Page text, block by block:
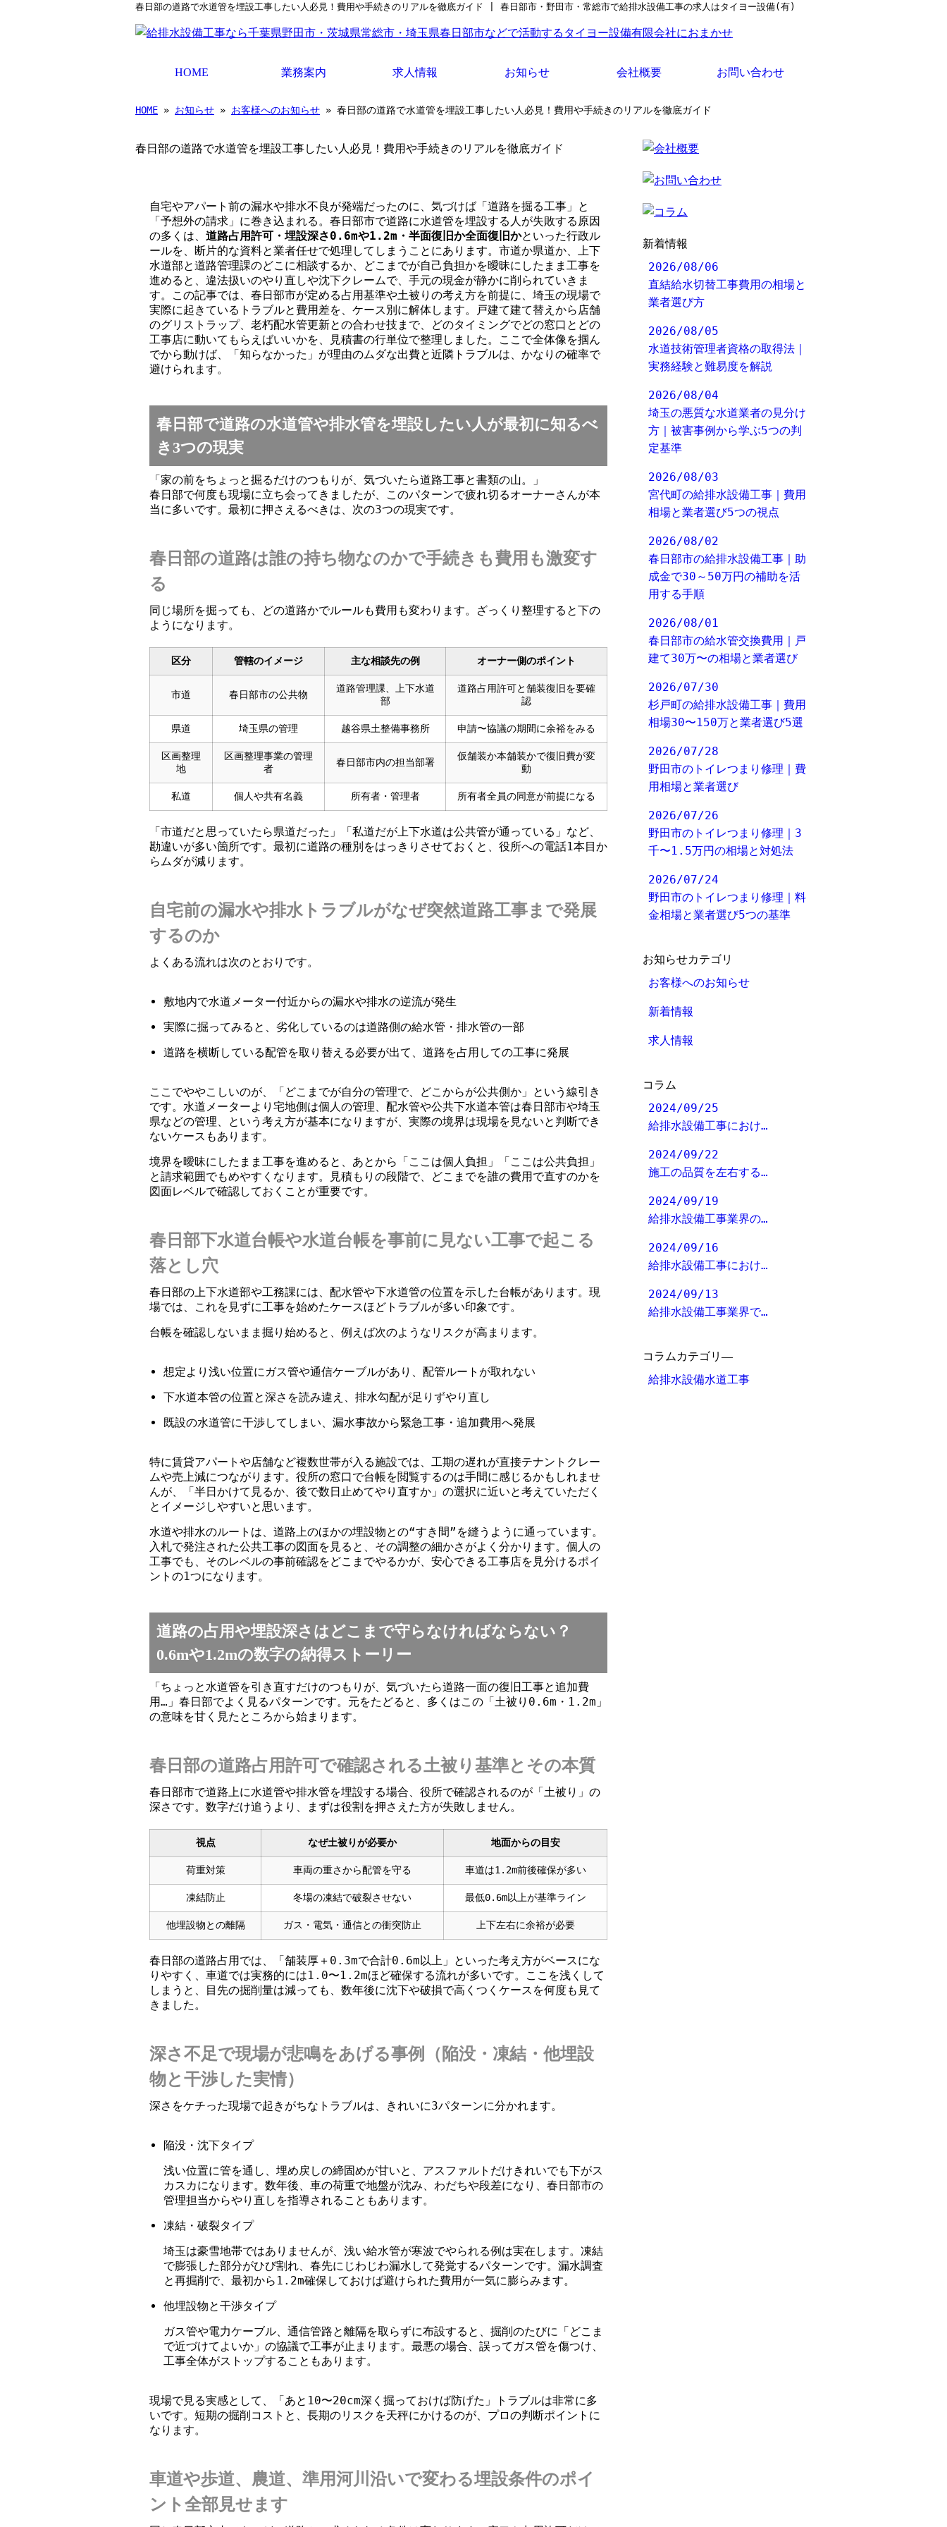
春日部の道路で水道管を埋設工事したい人必見！費用や手続きのリアルを徹底ガイド | 春日部市・野田市・常総市で給排水設備工事の求人はタイヨー設備(有)
HOME 業務案内 求人情報
もっと詳しく知りた
お知らせ 会社概要 お問い合わせ
HOME » お知らせ » お客様へのお知らせ » 春日部の道路で水道管を埋設工事したい人必見！費用や手続きのリアルを徹底ガイド
春日部の道路で水道管を埋設工事したい人必見！費用や手続きのリアルを徹底ガイド
自宅やアパート前の漏水や排水不良が発端だったのに、気づけば「道路を掘る工事」と
「予想外の請求」に巻き込まれる。春日部市で道路に水道管を埋設する人が失敗する原因
の多くは、 道路占用許可・埋設深さ0.6mや1.2m・半面復旧か全面復旧かといった行政ル
ールを、断片的な資料と業者任せで処理してしまうことにあります。市道か県道か、上下
水道部と道路管理課のどこに相談するか、どこまでが自己負担かを曖昧にしたまま工事を
進めると、違法扱いのやり直しや沈下クレームで、手元の現金が静かに削られていきま
す。この記事では、春日部市が定める占用基準や土被りの考え方を前提に、埼玉の現場で
実際に起きているトラブルと費用差を、ケース別に解体します。戸建て建て替えから店舗
のグリストラップ、老朽配水管更新との合わせ技まで、どのタイミングでどの窓口とどの
工事店に動いてもらえばいいかを、見積書の行単位で整理しました。ここで全体像を掴ん
でから動けば、「知らなかった」が理由のムダな出費と近隣トラブルは、かなりの確率で
避けられます。
春日部で道路の水道管や排水管を埋設したい人が最初に知るべ
き3つの現実
「家の前をちょっと掘るだけのつもりが、気づいたら道路工事と書類の山。」
春日部で何度も現場に立ち会ってきましたが、このパターンで疲れ切るオーナーさんが本
当に多いです。最初に押さえるべきは、次の3つの現実です。
春日部の道路は誰の持ち物なのかで手続きも費用も激変す
る
同じ場所を掘っても、どの道路かでルールも費用も変わります。ざっくり整理すると下の
ようになります。
区分 管轄のイメージ 主な相談先の例 オーナー側のポイント
市道 春日部市の公共物
道路管理課、上下水道
部
道路占用許可と舗装復旧を要確
認
県道 埼玉県の管理 越谷県土整備事務所 申請〜協議の期間に余裕をみる
区画整理
地
区画整理事業の管理
者
春日部市内の担当部署
仮舗装か本舗装かで復旧費が変
動
私道 個人や共有名義 所有者・管理者 所有者全員の同意が前提になる
「市道だと思っていたら県道だった」「私道だが上下水道は公共管が通っている」など、
勘違いが多い箇所です。最初に道路の種別をはっきりさせておくと、役所への電話1本目か
らムダが減ります。
自宅前の漏水や排水トラブルがなぜ突然道路工事まで発展
するのか
よくある流れは次のとおりです。
敷地内で水道メーター付近からの漏水や排水の逆流が発生
実際に掘ってみると、劣化しているのは道路側の給水管・排水管の一部
道路を横断している配管を取り替える必要が出て、道路を占用しての工事に発展
ここでややこしいのが、「どこまでが自分の管理で、どこからが公共側か」という線引き
です。水道メーターより宅地側は個人の管理、配水管や公共下水道本管は春日部市や埼玉
県などの管理、という考え方が基本になりますが、実際の境界は現場を見ないと判断でき
ないケースもあります。
境界を曖昧にしたまま工事を進めると、あとから「ここは個人負担」「ここは公共負担」
と請求範囲でもめやすくなります。見積もりの段階で、どこまでを誰の費用で直すのかを
図面レベルで確認しておくことが重要です。
春日部下水道台帳や水道台帳を事前に見ない工事で起こる
落とし穴
春日部の上下水道部や工務課には、配水管や下水道管の位置を示した台帳があります。現
場では、これを見ずに工事を始めたケースほどトラブルが多い印象です。
台帳を確認しないまま掘り始めると、例えば次のようなリスクが高まります。
想定より浅い位置にガス管や通信ケーブルがあり、配管ルートが取れない
下水道本管の位置と深さを読み違え、排水勾配が足りずやり直し
既設の水道管に干渉してしまい、漏水事故から緊急工事・追加費用へ発展
特に賃貸アパートや店舗など複数世帯が入る施設では、工期の遅れが直接テナントクレー
ムや売上減につながります。役所の窓口で台帳を閲覧するのは手間に感じるかもしれませ
んが、「半日かけて見るか、後で数日止めてやり直すか」の選択に近いと考えていただく
とイメージしやすいと思います。
水道や排水のルートは、道路上のほかの埋設物との“すき間”を縫うように通っています。
入札で発注された公共工事の図面を見ると、その調整の細かさがよく分かります。個人の
工事でも、そのレベルの事前確認をどこまでやるかが、安心できる工事店を見分けるポイ
ントの1つになります。
道路の占用や埋設深さはどこまで守らなければならない？
0.6mや1.2mの数字の納得ストーリー
「ちょっと水道管を引き直すだけのつもりが、気づいたら道路一面の復旧工事と追加費
用…」春日部でよく見るパターンです。元をたどると、多くはこの「土被り0.6m・1.2m」
の意味を甘く見たところから始まります。
春日部の道路占用許可で確認される土被り基準とその本質
春日部市で道路上に水道管や排水管を埋設する場合、役所で確認されるのが「土被り」の
深さです。数字だけ追うより、まずは役割を押さえた方が失敗しません。
視点 なぜ土被りが必要か 地面からの目安
荷重対策 車両の重さから配管を守る 車道は1.2m前後確保が多い
凍結防止 冬場の凍結で破裂させない 最低0.6m以上が基準ライン
他埋設物との離隔 ガス・電気・通信との衝突防止 上下左右に余裕が必要
春日部の道路占用では、「舗装厚＋0.3mで合計0.6m以上」といった考え方がベースにな
りやすく、車道では実務的には1.0〜1.2mほど確保する流れが多いです。ここを浅くして
しまうと、目先の掘削量は減っても、数年後に沈下や破損で高くつくケースを何度も見て
きました。
深さ不足で現場が悲鳴をあげる事例（陥没・凍結・他埋設
物と干渉した実情）
深さをケチった現場で起きがちなトラブルは、きれいに3パターンに分かれます。
陥没・沈下タイプ
浅い位置に管を通し、埋め戻しの締固めが甘いと、アスファルトだけきれいでも下がス
カスカになります。数年後、車の荷重で地盤が沈み、わだちや段差になり、春日部市の
管理担当からやり直しを指導されることもあります。
凍結・破裂タイプ
埼玉は豪雪地帯ではありませんが、浅い給水管が寒波でやられる例は実在します。凍結
で膨張した部分がひび割れ、春先にじわじわ漏水して発覚するパターンです。漏水調査
と再掘削で、最初から1.2m確保しておけば避けられた費用が一気に膨らみます。
他埋設物と干渉タイプ
ガス管や電力ケーブル、通信管路と離隔を取らずに布設すると、掘削のたびに「どこま
で近づけてよいか」の協議で工事が止まります。最悪の場合、誤ってガス管を傷つけ、
工事全体がストップすることもあります。
現場で見る実感として、「あと10〜20cm深く掘っておけば防げた」トラブルは非常に多
いです。短期の掘削コストと、長期のリスクを天秤にかけるのが、プロの判断ポイントに
なります。
車道や歩道、農道、準用河川沿いで変わる埋設条件のポイ
ント全部見せます
新着情報
2026/08/06
直結給水切替工事費用の相場と
業者選び方
2026/08/05
水道技術管理者資格の取得法｜
実務経験と難易度を解説
2026/08/04
埼玉の悪質な水道業者の見分け
方｜被害事例から学ぶ5つの判
定基準
2026/08/03
宮代町の給排水設備工事｜費用
相場と業者選び5つの視点
2026/08/02
春日部市の給排水設備工事｜助
成金で30～50万円の補助を活
用する手順
2026/08/01
春日部市の給水管交換費用｜戸
建て30万〜の相場と業者選び
2026/07/30
杉戸町の給排水設備工事｜費用
相場30〜150万と業者選び5選
2026/07/28
野田市のトイレつまり修理｜費
用相場と業者選び
2026/07/26
野田市のトイレつまり修理｜3
千〜1.5万円の相場と対処法
2026/07/24
野田市のトイレつまり修理｜料
金相場と業者選び5つの基準
お知らせカテゴリ
お客様へのお知らせ
新着情報
求人情報
コラム
2024/09/25
給排水設備工事におけ…
2024/09/22
施工の品質を左右する…
2024/09/19
給排水設備工事業界の…
2024/09/16
給排水設備工事におけ…
2024/09/13
給排水設備工事業界で…
コラムカテゴリ―
給排水設備水道工事